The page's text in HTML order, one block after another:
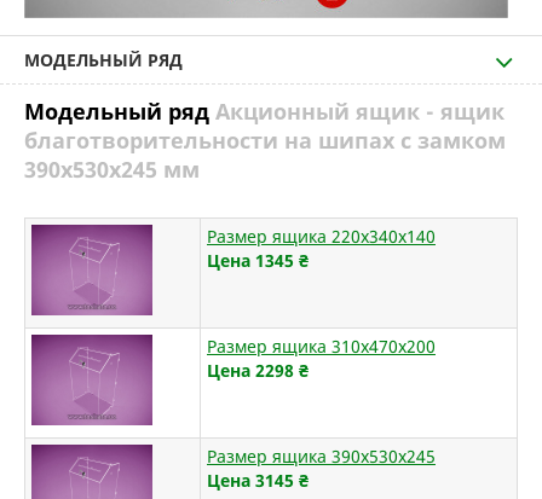
МОДЕЛЬНЫЙ РЯД
Модельный ряд Акционный ящик - ящик
благотворительности на шипах с замком
390х530х245 мм
Размер ящика 220х340х140
Цена 1345 ₴
Размер ящика 310х470х200
Цена 2298 ₴
Размер ящика 390х530х245
Цена 3145 ₴